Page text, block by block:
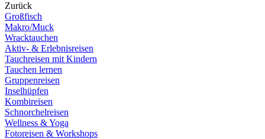
Zurück
Großfisch
Makro/Muck
Wracktauchen
Aktiv- & Erlebnisreisen
Tauchreisen mit Kindern
Tauchen lernen
Gruppenreisen
Inselhüpfen
Kombireisen
Schnorchelreisen
Wellness & Yoga
Fotoreisen & Workshops